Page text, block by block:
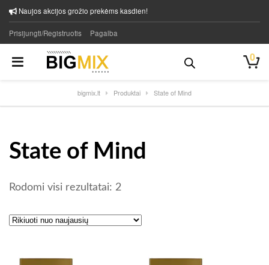
Naujos akcijos grožio prekėms kasdien!
Prisijungti/Registruotis Pagalba
0
bigmix.lt Produktai State of Mind
State of Mind
Rodomi visi rezultatai: 2Rūšiuojama pagal naujausią